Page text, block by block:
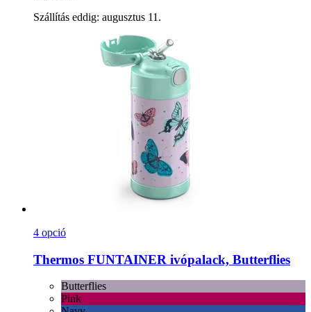
Szállítás eddig: augusztus 11.
4 opció
Thermos FUNTAINER ivópalack, Butterflies
Butterflies
Pink